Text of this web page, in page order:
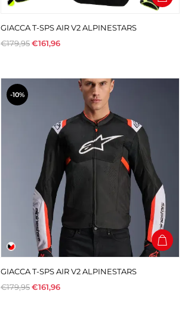
GIACCA T-SPS AIR V2 ALPINESTARS
€179,95€161,96
-10%
GIACCA T-SPS AIR V2 ALPINESTARS
€179,95€161,96